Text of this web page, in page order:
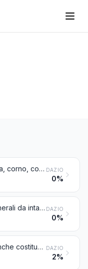
Avorio, osso, tartaruga, corno, corna di animali, corallo, madreperla ed altre materie animali da intaglio, lavorati, e lavori di tali materie (compresi i lavori ottenuti per modellatura) DAZIO
0%
Materie vegetali o minerali da intaglio, lavorate, e lavori di tali materie; lavori modellati o intagliati di cera, di paraffina, di stearina, di gomme o resine naturali, di paste da modellare ed altri lavori modellati o intagliati, non nominati né compresi altrove; gelatina non indurita lavorata, diversa da quella della voce 3503 e lavori di gelatina non indurita DAZIO
0%
Scope e spazzole, anche costituenti parti di macchine, di apparecchi o di veicoli, scope meccaniche per l'impiego a mano, diverse da quelle a motore, pennelli e piumini; teste preparate per oggetti di spazzolificio; tamponi e rulli per dipingere; raschini di gomma o di simili materie flessibili DAZIO
2%